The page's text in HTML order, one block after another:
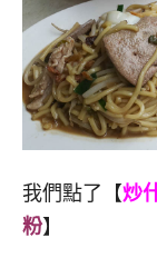
我們點了【炒
粉】